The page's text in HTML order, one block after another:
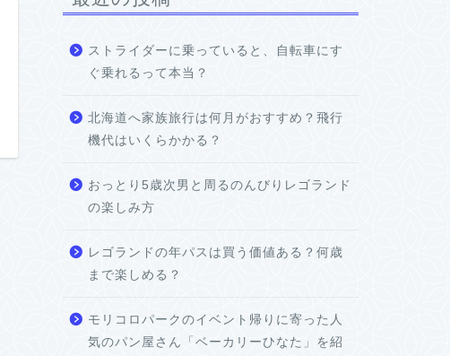
ストライダーに乗っていると、自転車にす
ぐ乗れるって本当？
北海道へ家族旅行は何月がおすすめ？飛行
機代はいくらかかる？
おっとり5歳次男と周るのんびりレゴランド
の楽しみ方
レゴランドの年パスは買う価値ある？何歳
まで楽しめる？
モリコロパークのイベント帰りに寄った人
気のパン屋さん「ベーカリーひなた」を紹